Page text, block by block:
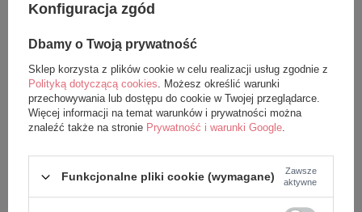
PROMOCJA NOWOŚĆ
Grzechotka Metoo
personalizowana Różowy
Króliczek
59,99 zł
79,99 zł
PROMOCJA NOWOŚĆ
Grzechotka Metoo
personalizowana Niebieski
Króliś
59,99 zł
79,99 zł
dodaj do koszyka
Konfiguracja zgód
Dbamy o Twoją prywatność
Sklep korzysta z plików cookie w celu realizacji usług zgodnie z
Polityką dotyczącą cookies. Możesz określić warunki
przechowywania lub dostępu do cookie w Twojej przeglądarce.
Więcej informacji na temat warunków i prywatności można
znaleźć także na stronie Prywatność i warunki Google.
Funkcjonalne pliki cookie (wymagane)
Zawsze
aktywne